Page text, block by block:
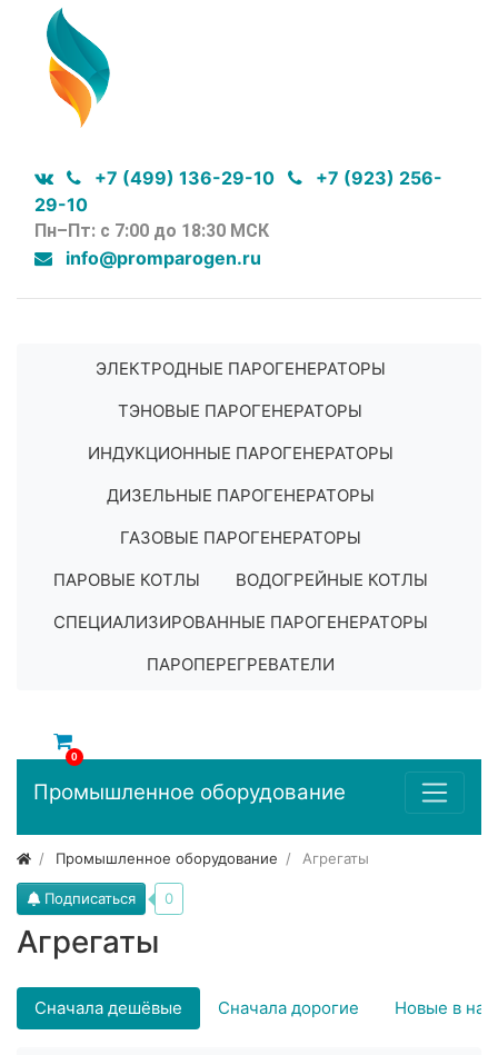
+7 (499) 136-29-10
+7 (923) 256-
29-10
Пн–Пт: с 7:00 до 18:30 МСК
info@promparogen.ru
ЭЛЕКТРОДНЫЕ ПАРОГЕНЕРАТОРЫ
ТЭНОВЫЕ ПАРОГЕНЕРАТОРЫ
ИНДУКЦИОННЫЕ ПАРОГЕНЕРАТОРЫ
ДИЗЕЛЬНЫЕ ПАРОГЕНЕРАТОРЫ
ГАЗОВЫЕ ПАРОГЕНЕРАТОРЫ
ПАРОВЫЕ КОТЛЫ
ВОДОГРЕЙНЫЕ КОТЛЫ
СПЕЦИАЛИЗИРОВАННЫЕ ПАРОГЕНЕРАТОРЫ
ПАРОПЕРЕГРЕВАТЕЛИ
0
Промышленное оборудование
Промышленное оборудование Агрегаты
Агрегаты
Подписаться 0
Сначала дешёвые Сначала дорогие Новые в
Подробнее